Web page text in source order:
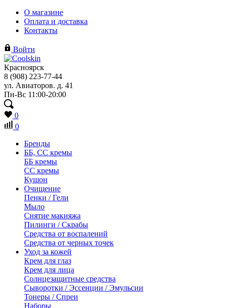
О магазине
Оплата и доставка
Контакты
Войти
Красноярск
8 (908) 223-77-44
ул. Авиаторов. д. 41
Пн-Вс 11:00-20:00
0
0
Бренды
ББ, СС кремы
ББ кремы
CC кремы
Кушон
Очищение
Пенки / Гели
Мыло
Снятие макияжа
Пилинги / Скрабы
Средства от воспалений
Средства от черных точек
Уход за кожей
Крем для глаз
Крем для лица
Солнцезащитные средства
Сыворотки / Эссенции / Эмульсии
Тонеры / Спреи
Наборы